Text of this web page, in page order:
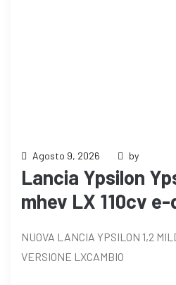
Agosto 9, 2026 by
Lancia Ypsilon
mhev LX 110cv
NUOVA LANCIA YPSILON 1,2
VERSIONE LXCAMBIO